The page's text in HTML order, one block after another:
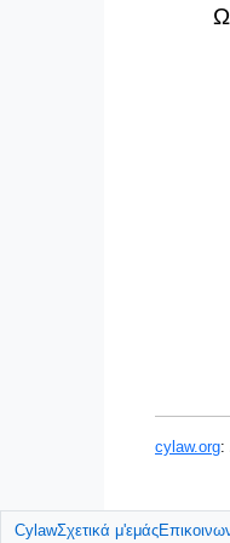
Ι.
cylaw.org:
CylawΣχετικά μ'εμάς